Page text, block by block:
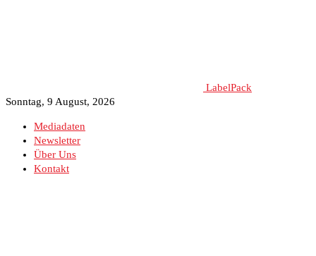
LabelPack
Sonntag, 9 August, 2026
Mediadaten
Newsletter
Über Uns
Kontakt